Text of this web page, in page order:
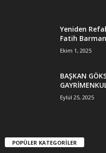
Yeniden
Fatih
Ekim 1, 2025
BAŞKAN
Eylül 25, 2025
POPÜLER KATEGORİLER